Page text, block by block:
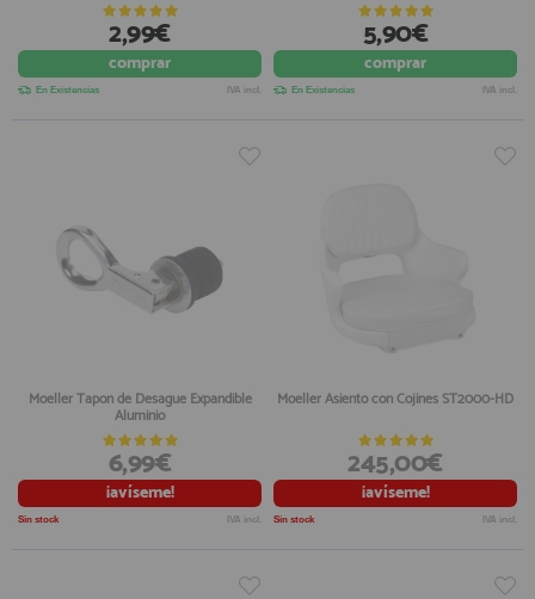
2,99€
comprar
En Existencias IVA incl.
5,90€
comprar
En Existencias IVA incl.
Moeller Tapon de Desague Expandible
Aluminio
6,99€
¡avíseme!
Sin stock IVA incl.
Moeller Asiento con Cojines ST2000-HD
245,00€
¡avíseme!
Sin stock IVA incl.